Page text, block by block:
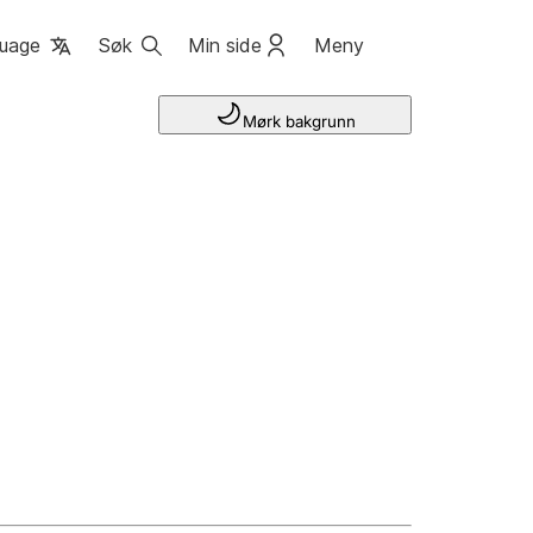
Søk Min side Meny
Mørk bakgrunn